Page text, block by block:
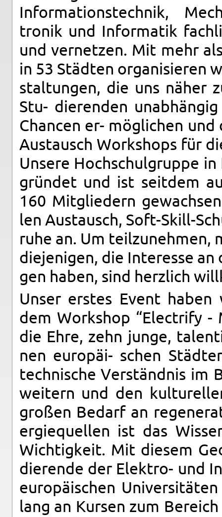
In­for­ma­ti­ons­tech­nik,
tro­nik und In­for­ma­tik
und ver­net­zen. Mit mehr
in 53 Städ­ten or­ga­ni­sie­ren
stal­tun­gen, die uns näher
Stu- die­ren­den
Chan­cen er- mög­li­chen
Aus­tausch Work­shops für
Un­se­re Hoch­schul­grup­pe
grün­det und ist seit­dem
160 Mit­glie­dern
len Aus­tausch, Soft-Skill-
ru­he an. Um teil­zu­neh­men,
die­je­ni­gen, die In­ter­es­se
gen haben, sind herz­lich
Unser ers­tes Event
dem Work­shop “Elec­tri­fy
die Ehre, zehn junge,
nen eu­ro­päi- schen
tech­ni­sche Ver­ständ­nis
wei­tern und den
gro­ßen Be­darf an
er­gie­quel­len ist das
Wich­tig­keit. Mit die­sem
die­ren­de der Elek­tro- und
eu­ro­päi­schen
lang an Kur­sen zum